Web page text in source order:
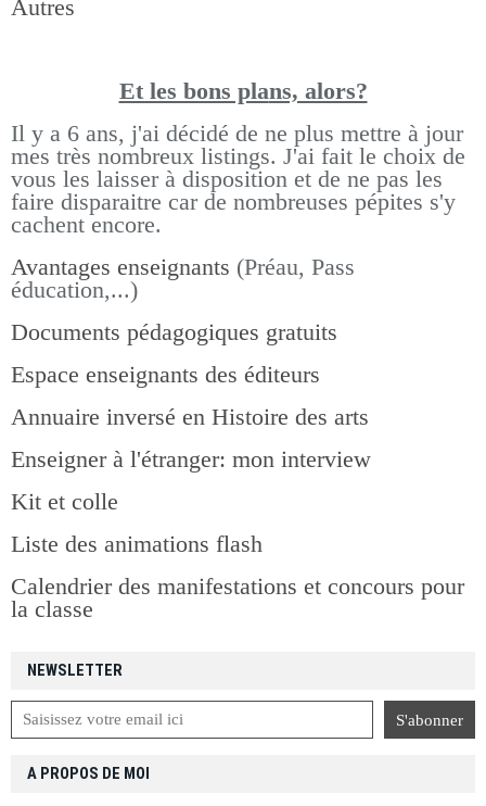
NEWSLETTER
Autres
Et les bons plans, alors?
Il y a 6 ans, j'ai décidé de ne plus mettre à jour
mes très nombreux listings. J'ai fait le choix de
vous les laisser à disposition et de ne pas les
faire disparaitre car de nombreuses pépites s'y
cachent encore.
Avantages enseignants (Préau, Pass
éducation,...)
Documents pédagogiques gratuits
Espace enseignants des éditeurs
Annuaire inversé en Histoire des arts
Enseigner à l'étranger: mon interview
Kit et colle
Liste des animations flash
Calendrier des manifestations et concours pour
la classe
A PROPOS DE MOI